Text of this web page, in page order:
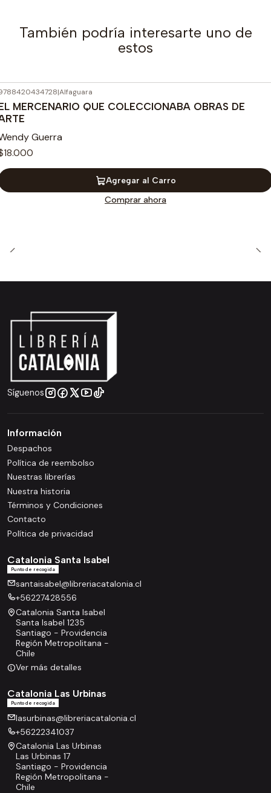
También podría interesarte uno de
estos
|Alfaguara
MERCENARIO QUE COLECCIONABA OBRAS DE
Guerra
Agregar al Carro
Comprar ahora
Síguenos
Información
Despachos
Política de reembolso
Nuestras librerías
Nuestra historia
Términos y Condiciones
Contacto
Política de privacidad
Catalonia Santa Isabel
Punto de recogida
santaisabel@libreriacatalonia.cl
+56227428556
Catalonia Santa Isabel
Santa Isabel 1235
Santiago - Providencia
Región Metropolitana -
Chile
Ver más detalles
Catalonia Las Urbinas
Punto de recogida
lasurbinas@libreriacatalonia.cl
+56222341037
Catalonia Las Urbinas
Las Urbinas 17
Santiago - Providencia
Región Metropolitana -
Chile